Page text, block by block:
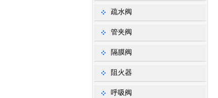
疏水阀
管夹阀
隔膜阀
阻火器
呼吸阀